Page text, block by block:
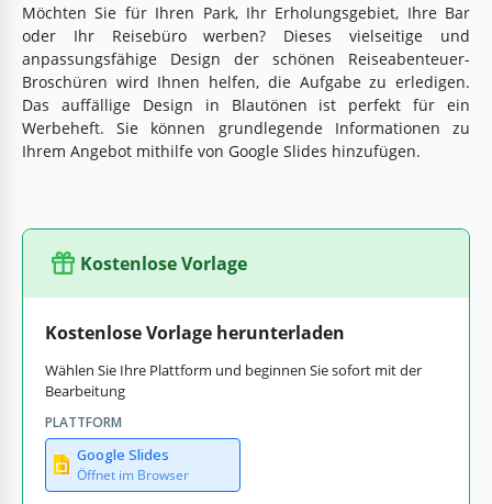
Möchten Sie für Ihren Park, Ihr Erholungsgebiet, Ihre Bar
oder Ihr Reisebüro werben? Dieses vielseitige und
anpassungsfähige Design der schönen Reiseabenteuer-
Broschüren wird Ihnen helfen, die Aufgabe zu erledigen.
Das auffällige Design in Blautönen ist perfekt für ein
Werbeheft. Sie können grundlegende Informationen zu
Ihrem Angebot mithilfe von Google Slides hinzufügen.
Kostenlose Vorlage
Kostenlose Vorlage herunterladen
Wählen Sie Ihre Plattform und beginnen Sie sofort mit der
Bearbeitung
PLATTFORM
Google Slides
Öffnet im Browser